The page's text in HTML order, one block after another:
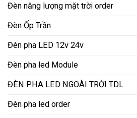
Đèn năng lượng mặt trời order
Đèn Ốp Trần
Đèn pha LED 12v 24v
Đèn pha led Module
ĐÈN PHA LED NGOÀI TRỜI TDL
Đèn pha led order